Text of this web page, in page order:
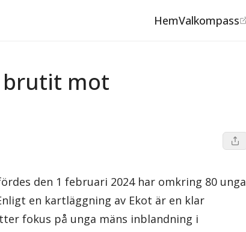
HemValkompass
brutit mot
den 1 februari 2024 har omkring 80 unga
en kartläggning av Ekot är en klar
fokus på unga mäns inblandning i